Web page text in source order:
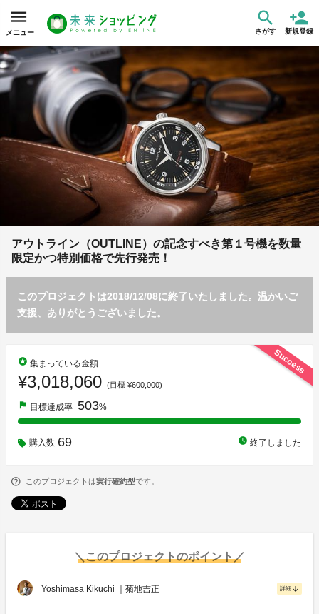
メニュー さがす 新規登録
アウトライン（OUTLINE）の記念すべき第１号機を数量
限定かつ特別価格で先行発売！
このプロジェクトは2018/12/08に終了いたしました。温かいご
支援、ありがとうございました。
Success
stars 集まっている金額
¥3,018,060 (目標 ¥600,000)
flag 目標達成率 503%
購入数 69 watch_later 終了しました
このプロジェクトは実行確約型です。
＼このプロジェクトのポイント／
Yoshimasa Kikuchi ｜菊地吉正 詳細 arrow_downward